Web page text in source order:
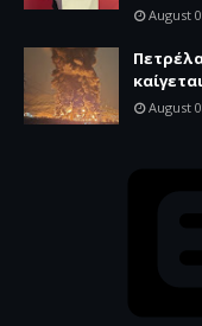
August
καίγεται
August